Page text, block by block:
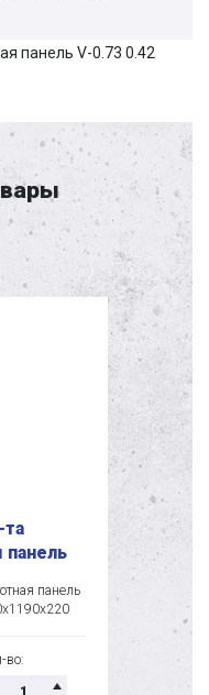
панель V-0.73 0.42
панель
панель
во: